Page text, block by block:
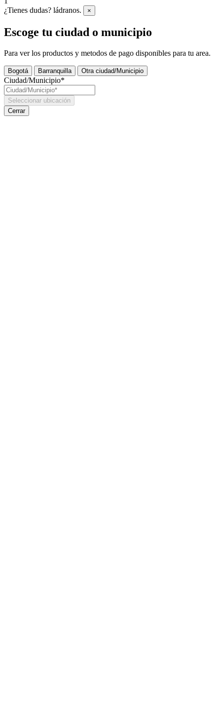
¿Tienes dudas? ládranos.
×
Escoge tu ciudad o municipio
Para ver los productos y metodos de pago disponibles para tu area.
Bogotá Barranquilla Otra ciudad/Municipio
Ciudad/Municipio*
Seleccionar ubicación
Cerrar